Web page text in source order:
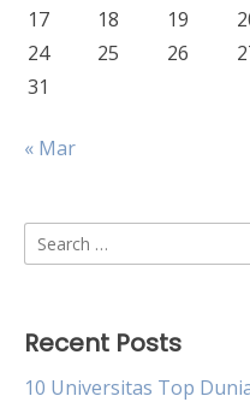
17
18 19
24
25 26
31
« Mar
Search
for:
Recent Posts
10 Universitas Top